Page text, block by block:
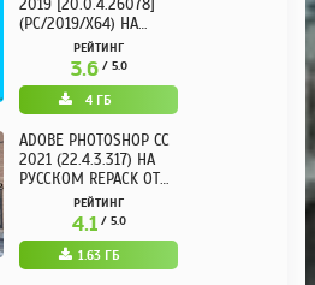
2019 [20.0.4.26078]
(PC/2019/X64) НА
РУССКОМРЕЙТИНГ
3.6/ 5.0
4 ГБ
ADOBE PHOTOSHOP CC
2021 (22.4.3.317) НА
РУССКОМ REPACK ОТ
KPOJIUKРЕЙТИНГ
4.1 / 5.0
1.63 ГБ